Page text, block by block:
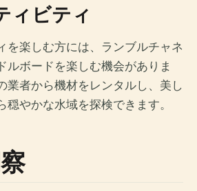
ィビティ
を楽しむ方には、ランブルチャネ
ルボードを楽しむ機会がありま
業者から機材をレンタルし、美し
穏やかな水域を探検できます。